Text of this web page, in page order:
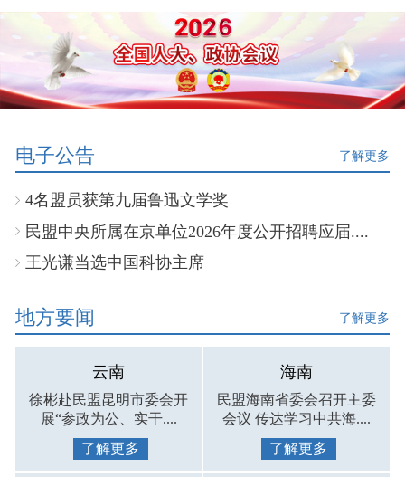
电子公告 了解更多
4名盟员获第九届鲁迅文学奖
民盟中央所属在京单位2026年度公开招聘应届....
王光谦当选中国科协主席
地方要闻 了解更多
云南
徐彬赴民盟昆明市委会开
展“参政为公、实干....
了解更多
海南
民盟海南省委会召开主委
会议 传达学习中共海....
了解更多